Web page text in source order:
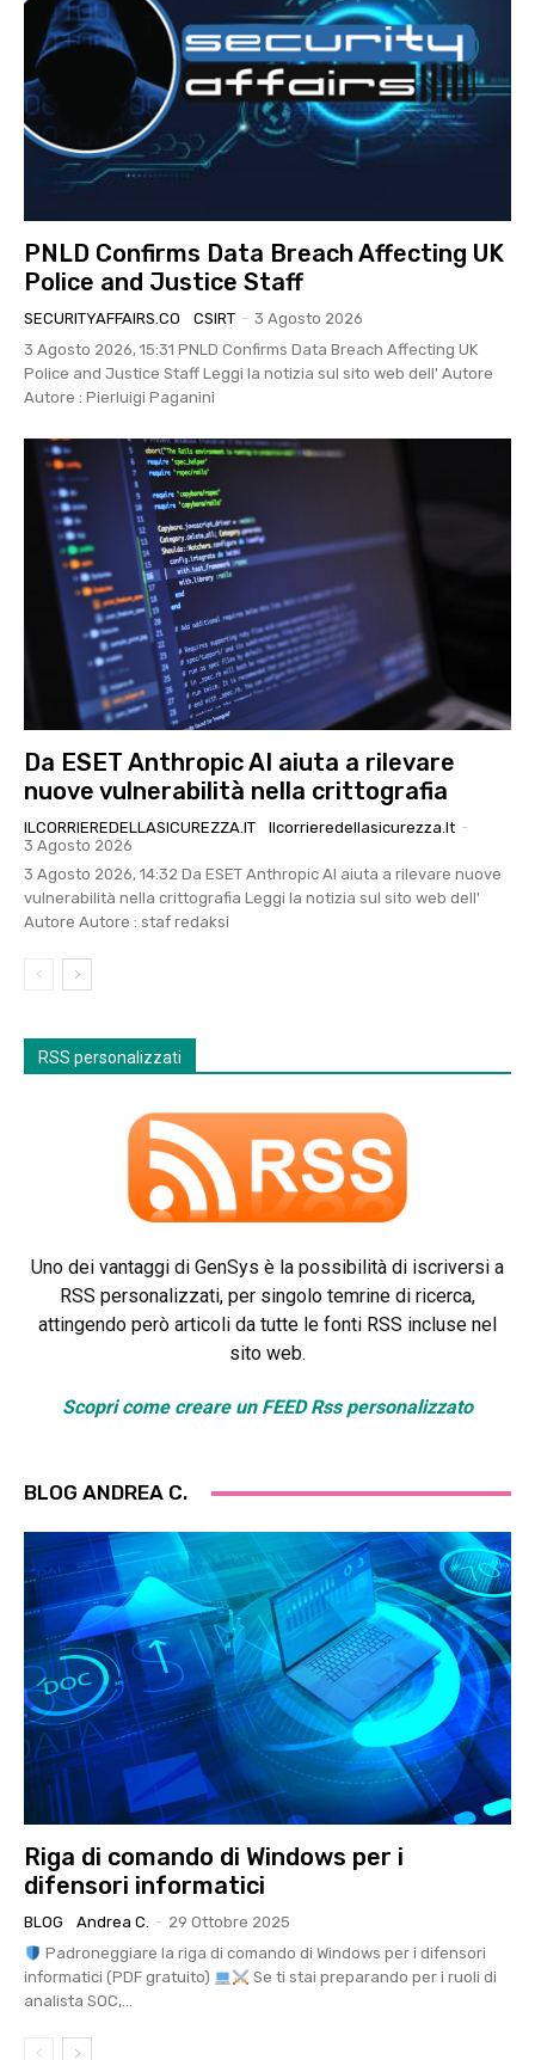
PNLD Confirms Data Breach Affecting UK
Police and Justice Staff
SECURITYAFFAIRS.CO CSIRT - 3 Agosto 2026
3 Agosto 2026, 15:31 PNLD Confirms Data Breach Affecting UK
Police and Justice Staff Leggi la notizia sul sito web dell' Autore
Autore : Pierluigi Paganini
Da ESET Anthropic AI aiuta a rilevare
nuove vulnerabilità nella crittografia
ILCORRIEREDELLASICUREZZA.IT Ilcorrieredellasicurezza.it -
3 Agosto 2026
3 Agosto 2026, 14:32 Da ESET Anthropic AI aiuta a rilevare nuove
vulnerabilità nella crittografia Leggi la notizia sul sito web dell'
Autore Autore : staf redaksi
RSS personalizzati
Uno dei vantaggi di GenSys è la possibilità di iscriversi a
RSS personalizzati, per singolo temrine di ricerca,
attingendo però articoli da tutte le fonti RSS incluse nel
sito web.
Scopri come creare un FEED Rss personalizzato
BLOG ANDREA C.
Riga di comando di Windows per i
difensori informatici
BLOG Andrea C. - 29 Ottobre 2025
Padroneggiare la riga di comando di Windows per i difensori
informatici (PDF gratuito)
analista SOC,...